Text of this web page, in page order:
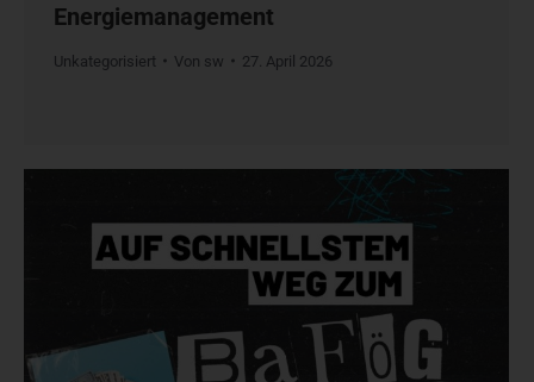
Energiemanagement
Unkategorisiert Von sw 27. April 2026